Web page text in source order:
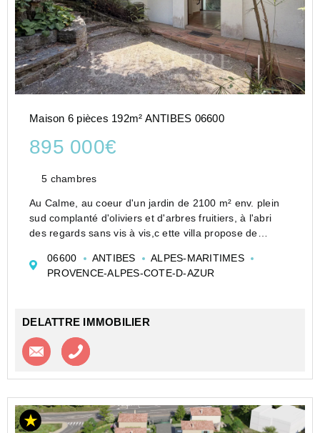
Maison 6 pièces 192m² ANTIBES 06600
895 000€
5 chambres
Au Calme, au coeur d'un jardin de 2100 m² env. plein
sud complanté d'oliviers et d'arbres fruitiers, à l'abri
des regards sans vis à vis,c ette villa propose de
volumes généreux et une ...
06600 ANTIBES
ALPES-MARITIMES
PROVENCE-ALPES-COTE-D-AZUR
DELATTRE IMMOBILIER
Contacter l'agence